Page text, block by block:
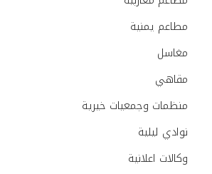
مطاعم يمنية
مغاسل
مقاهي
منظمات وجمعيات خيرية
نوادي ليلية
وكالات اعلانية